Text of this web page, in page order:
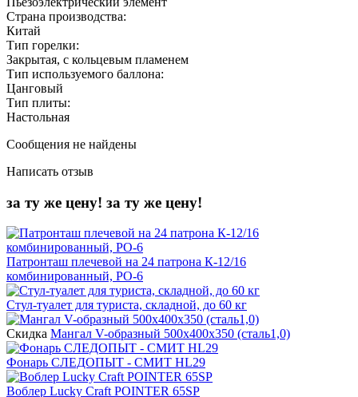
Страна производства:
Китай
Тип горелки:
Закрытая, с кольцевым пламенем
Тип используемого баллона:
Цанговый
Тип плиты:
Настольная
Сообщения не найдены
Написать отзыв
за ту же цену! за ту же цену!
Патронташ плечевой на 24 патрона К-12/16
комбинированный, РО-6
Стул-туалет для туриста, складной, до 60 кг
Скидка Мангал V-образный 500х400х350 (сталь1,0)
Фонарь СЛЕДОПЫТ - СМИТ HL29
Воблер Lucky Craft POINTER 65SP